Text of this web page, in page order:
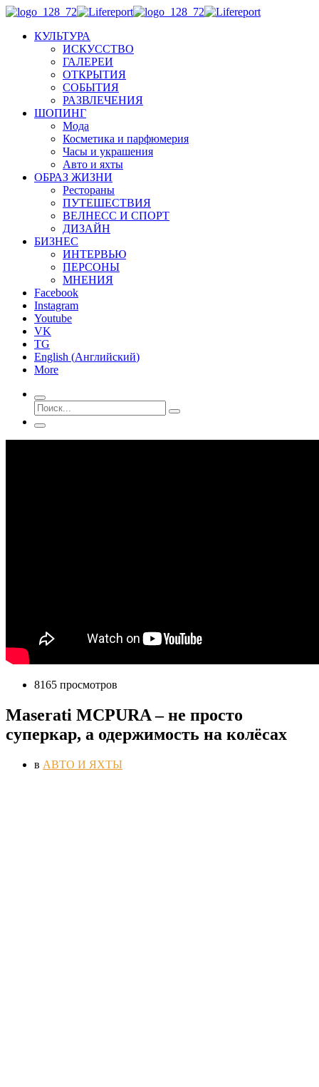
КУЛЬТУРА
ИСКУССТВО
ГАЛЕРЕИ
ОТКРЫТИЯ
СОБЫТИЯ
РАЗВЛЕЧЕНИЯ
ШОПИНГ
Мода
Косметика и парфюмерия
Часы и украшения
Авто и яхты
ОБРАЗ ЖИЗНИ
Рестораны
ПУТЕШЕСТВИЯ
ВЕЛНЕСС И СПОРТ
ДИЗАЙН
БИЗНЕС
ИНТЕРВЬЮ
ПЕРСОНЫ
МНЕНИЯ
Facebook
Instagram
Youtube
VK
TG
English (Английский)
More
8165 просмотров
Maserati MCPURA – не просто
суперкар, а одержимость на колёсах
в АВТО И ЯХТЫ